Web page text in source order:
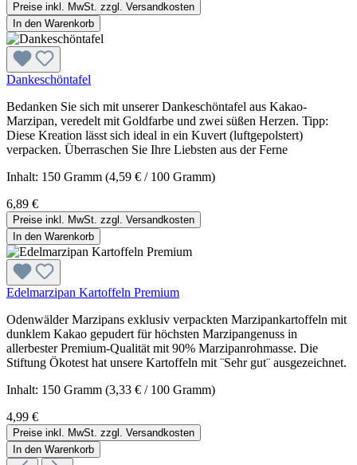
Preise inkl. MwSt. zzgl. Versandkosten
In den Warenkorb
Dankeschöntafel
Bedanken Sie sich mit unserer Dankeschöntafel aus Kakao-
Marzipan, veredelt mit Goldfarbe und zwei süßen Herzen. Tipp:
Diese Kreation lässt sich ideal in ein Kuvert (luftgepolstert)
verpacken. Überraschen Sie Ihre Liebsten aus der Ferne
Inhalt: 150 Gramm (4,59 € / 100 Gramm)
6,89 €
Preise inkl. MwSt. zzgl. Versandkosten
In den Warenkorb
Edelmarzipan Kartoffeln Premium
Odenwälder Marzipans exklusiv verpackten Marzipankartoffeln mit
dunklem Kakao gepudert für höchsten Marzipangenuss in
allerbester Premium-Qualität mit 90% Marzipanrohmasse. Die
Stiftung Ökotest hat unsere Kartoffeln mit ¨Sehr gut¨ ausgezeichnet.
Inhalt: 150 Gramm (3,33 € / 100 Gramm)
4,99 €
Preise inkl. MwSt. zzgl. Versandkosten
In den Warenkorb